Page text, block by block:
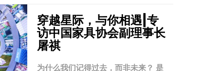
穿越星际，与你相遇|专
访中国家具协会副理事长
屠祺
为什么我们记得过去，而非未来？ 是